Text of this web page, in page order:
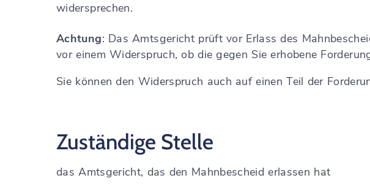
widersprechen.
Achtung: Das Amtsgericht prüft vor Erlass des
vor einem Widerspruch, ob die gegen Sie erhobene
Sie können den Widerspruch auch auf einen Teil der
Zuständige Stelle
das Amtsgericht, das den Mahnbescheid erlassen hat